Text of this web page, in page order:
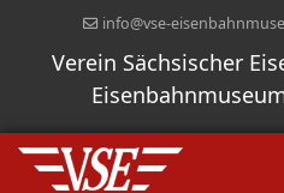
info@vse-
Verein Sächsischer